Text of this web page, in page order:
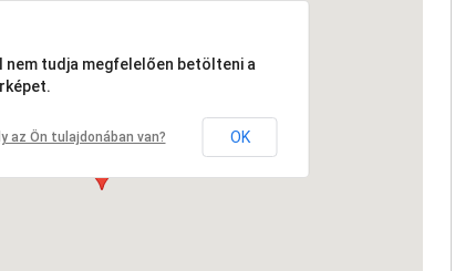
nem tudja megfelelően betölteni a
az Ön tulajdonában van? OK